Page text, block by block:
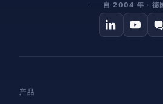
自 2004 年 · 德
产品